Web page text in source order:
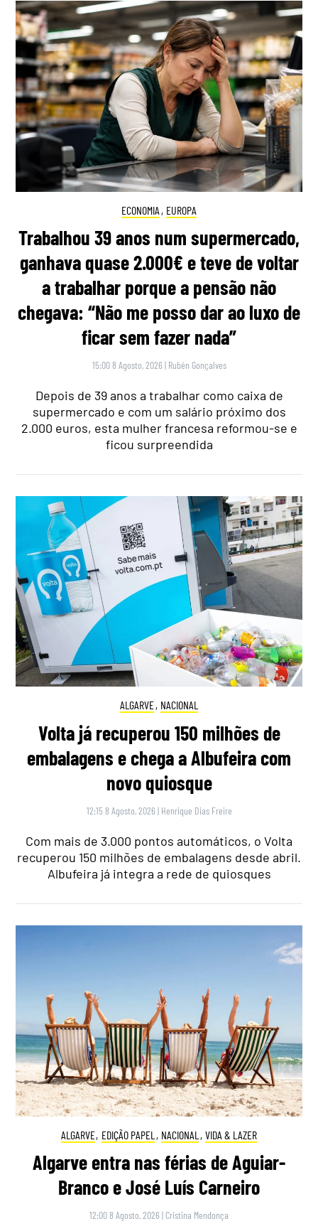
ECONOMIA , EUROPA
Trabalhou 39 anos num supermercado,
ganhava quase 2.000€ e teve de voltar
a trabalhar porque a pensão não
chegava: “Não me posso dar ao luxo de
ficar sem fazer nada”
15:00 8 Agosto, 2026 | Rubén Gonçalves
Depois de 39 anos a trabalhar como caixa de
supermercado e com um salário próximo dos
2.000 euros, esta mulher francesa reformou-se e
ficou surpreendida
ALGARVE, NACIONAL
Volta já recuperou 150 milhões de
embalagens e chega a Albufeira com
novo quiosque
12:15 8 Agosto, 2026 | Henrique Dias Freire
Com mais de 3.000 pontos automáticos, o Volta
recuperou 150 milhões de embalagens desde abril.
Albufeira já integra a rede de quiosques
ALGARVE, EDIÇÃO PAPEL , NACIONAL , VIDA & LAZER
Algarve entra nas férias de Aguiar-
Branco e José Luís Carneiro
12:00 8 Agosto, 2026 | Cristina Mendonça